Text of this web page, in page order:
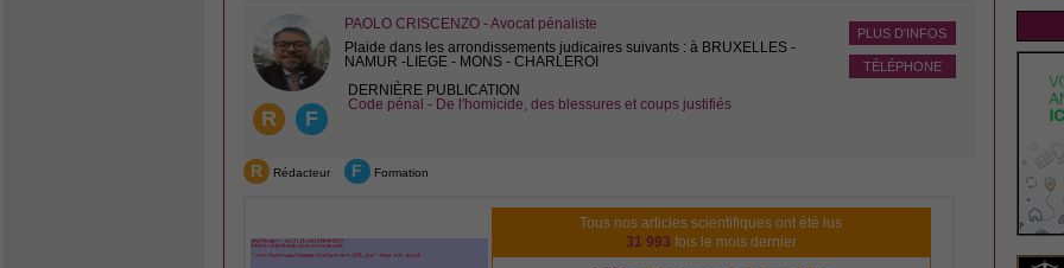
R F
PLUS D'INFOS
TÉLÉPHONE
PAOLO CRISCENZO - Avocat pénaliste
Plaide dans les arrondissements judicaires suivants : à BRUXELLES -
NAMUR -LIEGE - MONS - CHARLEROI
DERNIÈRE PUBLICATION
Code pénal - De l'homicide, des blessures et coups justifiés
R Rédacteur F Formation
Tous nos articles scientifiques ont été lus
31 993 fois le mois dernier